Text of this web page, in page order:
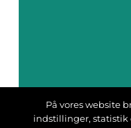
På vores website
indstillinger, statistik